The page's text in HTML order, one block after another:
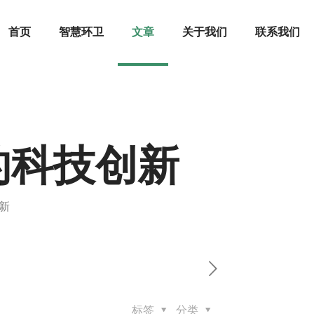
首页 智慧环卫 文章 关于我们 联系我们
技创新
分类
标签